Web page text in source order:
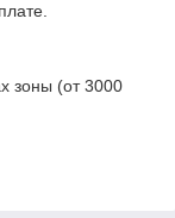
зоны (от 3000